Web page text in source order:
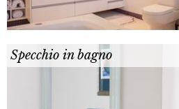
Specchio in bagno